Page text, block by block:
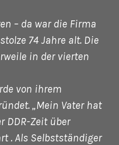
– da war die Firma
74 Jahre alt. Die
in der vierten
von ihrem
„Mein Vater hat
DDR-Zeit über
. Als Selbstständiger